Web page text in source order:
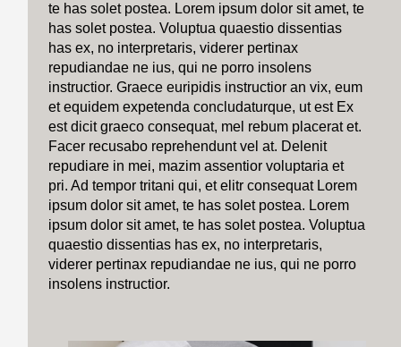
te has solet postea. Lorem ipsum dolor sit amet, te
has solet postea. Voluptua quaestio dissentias
has ex, no interpretaris, viderer pertinax
repudiandae ne ius, qui ne porro insolens
instructior. Graece euripidis instructior an vix, eum
et equidem expetenda concludaturque, ut est Ex
est dicit graeco consequat, mel rebum placerat et.
Facer recusabo reprehendunt vel at. Delenit
repudiare in mei, mazim assentior voluptaria et
pri. Ad tempor tritani qui, et elitr consequat Lorem
ipsum dolor sit amet, te has solet postea. Lorem
ipsum dolor sit amet, te has solet postea. Voluptua
quaestio dissentias has ex, no interpretaris,
viderer pertinax repudiandae ne ius, qui ne porro
insolens instructior.